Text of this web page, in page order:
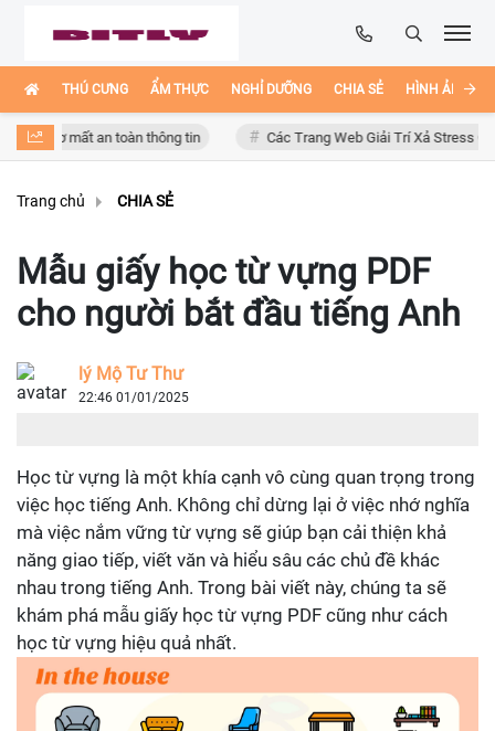
THÚ CƯNG ẨM THỰC NGHỈ DƯỠNG CHIA SẺ HÌNH ẢNH
mất an toàn thông tin Các Trang Web Giải Trí Xả Stress Cực Hay
Trang chủ CHIA SẺ
Mẫu giấy học từ vựng PDF
cho người bắt đầu tiếng Anh
lý Mộ Tư Thư
22:46 01/01/2025
Học từ vựng là một khía cạnh vô cùng quan trọng trong
việc học tiếng Anh. Không chỉ dừng lại ở việc nhớ nghĩa
mà việc nắm vững từ vựng sẽ giúp bạn cải thiện khả
năng giao tiếp, viết văn và hiểu sâu các chủ đề khác
nhau trong tiếng Anh. Trong bài viết này, chúng ta sẽ
khám phá mẫu giấy học từ vựng PDF cũng như cách
học từ vựng hiệu quả nhất.